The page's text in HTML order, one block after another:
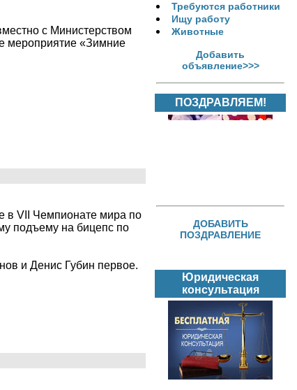
с Министерством
мероприятие «Зимние
в VII Чемпионате мира по
подъему на бицепс по
и Денис Губин первое.
Требуются работники
Ищу работу
Животные
Добавить
объявление>>>
ПОЗДРАВЛЯЕМ!
ДОБАВИТЬ
ПОЗДРАВЛЕНИЕ
Юридическая
консультация